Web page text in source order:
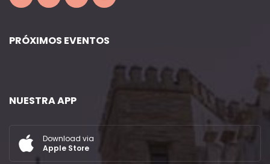
PRÓXIMOS EVENTOS
NUESTRA APP
Download via
Apple Store